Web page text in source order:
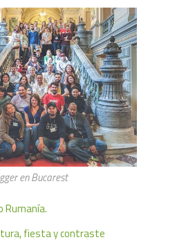
en Bucarest
Rumanía.
fiesta y contraste